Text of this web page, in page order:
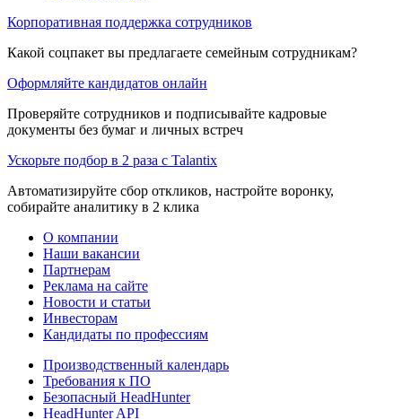
Корпоративная поддержка сотрудников
Какой соцпакет вы предлагаете семейным сотрудникам?
Оформляйте кандидатов онлайн
Проверяйте сотрудников и подписывайте кадровые
документы без бумаг и личных встреч
Ускорьте подбор в 2 раза с Talantix
Автоматизируйте сбор откликов, настройте воронку,
собирайте аналитику в 2 клика
О компании
Наши вакансии
Партнерам
Реклама на сайте
Новости и статьи
Инвесторам
Кандидаты по профессиям
Производственный календарь
Требования к ПО
Безопасный HeadHunter
HeadHunter API